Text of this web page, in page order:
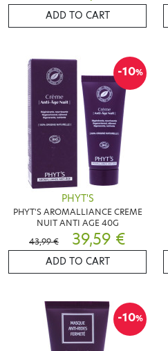
ADD TO CART
-10%
PHYT'S
PHYT'S AROMALLIANCE CREME
NUIT ANTI AGE 40G
43,99 €
39,59 €
ADD TO CART
-10%